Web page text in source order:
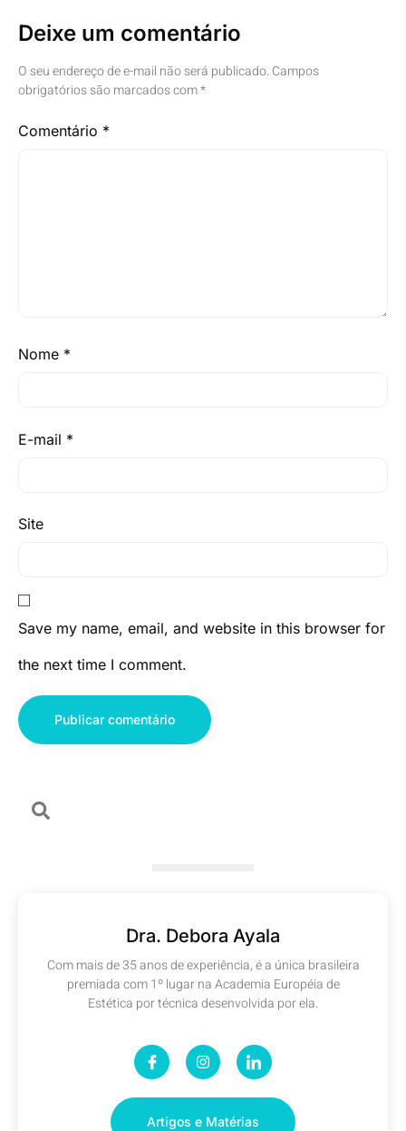
Deixe um comentário
O seu endereço de e-mail não será publicado. Campos
obrigatórios são marcados com*
Comentário *
Nome *
E-mail *
Site
Save my name, email, and website in this browser for
the next time I comment.
Dra. Debora Ayala
Com mais de 35 anos de experiência, é a única brasileira
premiada com 1º lugar na Academia Européia de
Estética por técnica desenvolvida por ela.
Artigos e Matérias